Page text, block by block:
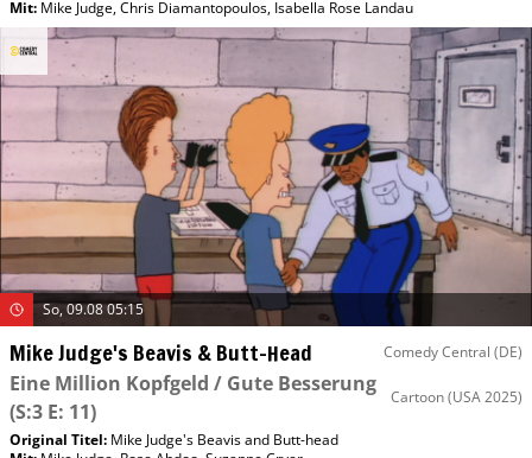
Mit: Mike Judge,Chris Diamantopoulos, Isabella Rose Landau
So, 09.08 05:15
Mike Judge's Beavis & Butt-Head Comedy Central (DE)
Eine Million Kopfgeld / Gute Besserung
(S:3 E: 11)
Cartoon(USA 2025)
Original Titel: Mike Judge's Beavis and Butt-head